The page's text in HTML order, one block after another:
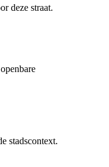
deze straat.
stadscontext.